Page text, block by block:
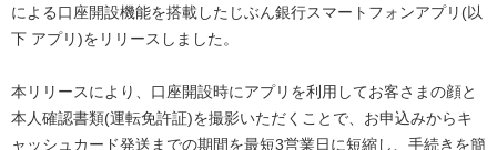
ー
ョ
による口座開設機能を搭載したじぶん銀行スマートフォンアプリ(以
下 アプリ)をリリースしました。
本リリースにより、口座開設時にアプリを利用してお客さまの顔と
本人確認書類(運転免許証)を撮影いただくことで、お申込みからキ
ャッシュカード発送までの期間を最短3営業日に短縮し、手続きを簡